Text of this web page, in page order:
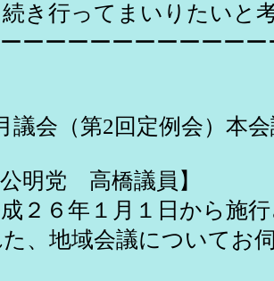
き行ってまいりたいと
ーーーーーーーーーー
議会（第2回定例会）本
公明党 高橋議員】
２６年１月１日から施
、地域会議についてお